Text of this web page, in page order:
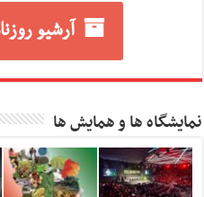
آرشیو
نمایشگاه ها و همایش ها